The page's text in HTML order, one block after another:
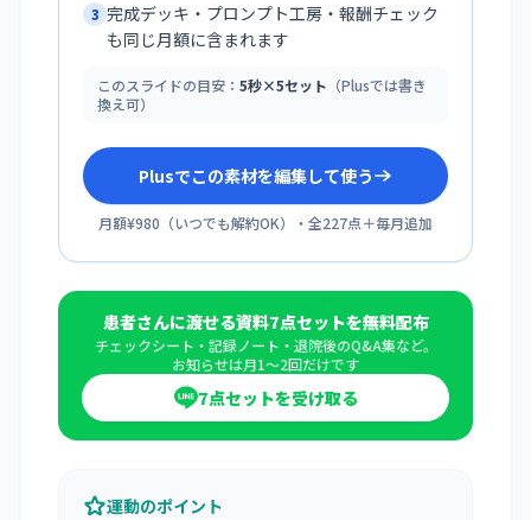
3 完成デッキ・プロンプト工房・報酬チェック
も同じ月額に含まれます
このスライドの目安： 5秒×5セット （Plusでは書き
換え可）
Plusでこの素材を編集して使う
月額¥980 （いつでも解約OK）・全227点＋毎月追加
患者さんに渡せる資料7点セットを無料配布
チェックシート・記録ノート・退院後のQ&A集など。
お知らせは月1〜2回だけです
7点セットを受け取る
運動のポイント